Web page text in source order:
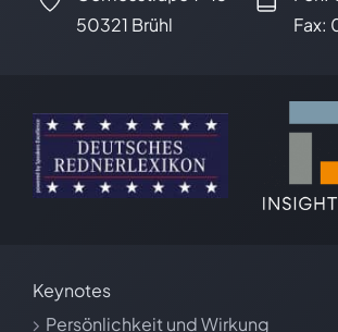
50321 Brühl
Fax:
Keynotes
Persönlichkeit und Wirkung